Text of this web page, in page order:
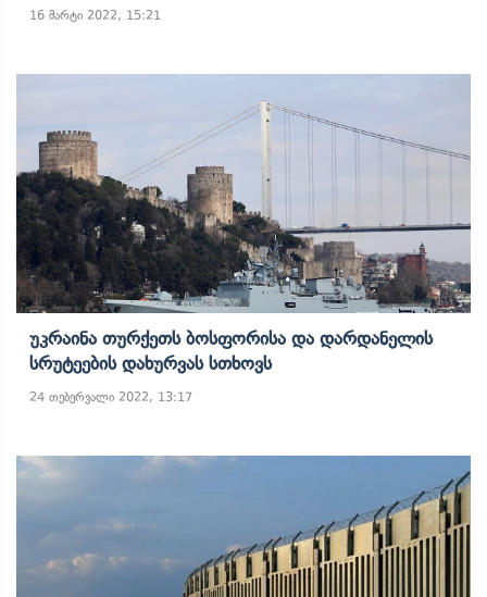
16 მარტი 2022, 15:21
Უკრაინა Თურქეთს Ბოსფორისა Და Დარდანელის
Სრუტეების Დახურვას Სთხოვს
24 თებერვალი 2022, 13:17